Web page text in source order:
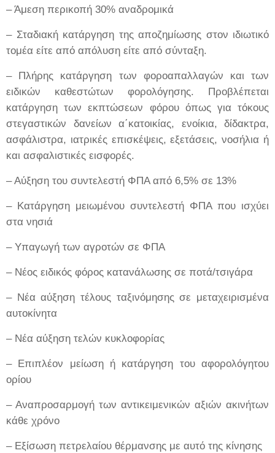
– Άμεση περικοπή 30% αναδρομικά
– Σταδιακή κατάργηση της αποζημίωσης στον ιδιωτικό
τομέα είτε από απόλυση είτε από σύνταξη.
– Πλήρης κατάργηση των φοροαπαλλαγών και των
ειδικών καθεστώτων φορολόγησης. Προβλέπεται
κατάργηση των εκπτώσεων φόρου όπως για τόκους
στεγαστικών δανείων α΄κατοικίας, ενοίκια, δίδακτρα,
ασφάλιστρα, ιατρικές επισκέψεις, εξετάσεις, νοσήλια ή
και ασφαλιστικές εισφορές.
– Αύξηση του συντελεστή ΦΠΑ από 6,5% σε 13%
– Κατάργηση μειωμένου συντελεστή ΦΠΑ που ισχύει
στα νησιά
– Υπαγωγή των αγροτών σε ΦΠΑ
– Νέος ειδικός φόρος κατανάλωσης σε ποτά/τσιγάρα
– Νέα αύξηση τέλους ταξινόμησης σε μεταχειρισμένα
αυτοκίνητα
– Νέα αύξηση τελών κυκλοφορίας
– Επιπλέον μείωση ή κατάργηση του αφορολόγητου
ορίου
– Αναπροσαρμογή των αντικειμενικών αξιών ακινήτων
κάθε χρόνο
– Εξίσωση πετρελαίου θέρμανσης με αυτό της κίνησης